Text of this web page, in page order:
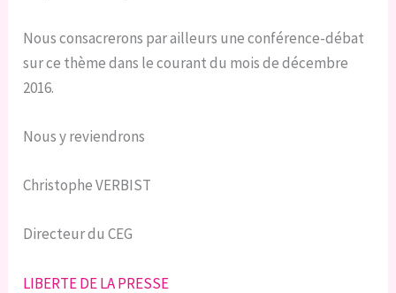
Nous consacrerons par ailleurs une conférence-débat
sur ce thème dans le courant du mois de décembre
2016.
Nous y reviendrons
Christophe VERBIST
Directeur du CEG
LIBERTE DE LA PRESSE